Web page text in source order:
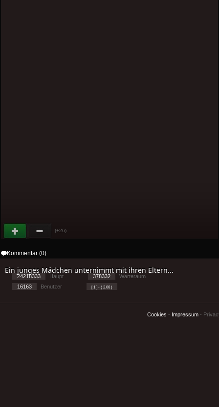
(+26)
Kommentar (0)
Ein junges Mädchen unternimmt mit ihren Eltern...
24218333 Haupt 378332
Warteraum
16163
Benutzer [ 1 ] - ( 2.06 )
Cookies - Impressum -